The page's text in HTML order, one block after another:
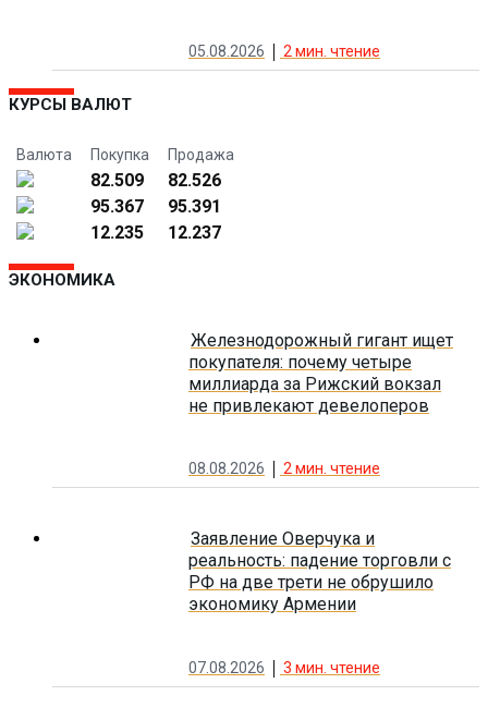
05.08.2026 2 мин. чтение
КУРСЫ ВАЛЮТ
Валюта Покупка Продажа
82.509
82.526
95.367
95.391
12.235
12.237
ЭКОНОМИКА
Железнодорожный гигант ищет
покупателя: почему четыре
миллиарда за Рижский вокзал
не привлекают девелоперов
08.08.2026 2 мин. чтение
Заявление Оверчука и
реальность: падение торговли с
РФ на две трети не обрушило
экономику Армении
07.08.2026 3 мин. чтение